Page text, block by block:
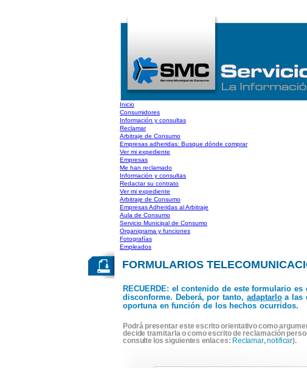
Inicio
Consumidores
Información y consultas
Reclamar
Arbitraje de Consumo
Empresas adheridas: Busque dónde comprar
Ver mi expediente
Empresas
Me han reclamado
Información y consultas
Redactar su contrato
Ver mi expediente
Arbitraje de Consumo
Empresas Adheridas al Arbitraje
Aula de Consumo
Servicio Municipal de Consumo
Organigrama y funciones
Fotografías
Empleados
FORMULARIOS
RECUERDE: el contenido de este formulario es
disconforme. Deberá, por tanto, adaptarloa las
oportuna en función de los hechos ocurridos.
Podrá presentar este escrito orientativo como
decide tramitarla o como escrito de reclamación
consulte los siguientes enlaces: Reclamar,notificar).